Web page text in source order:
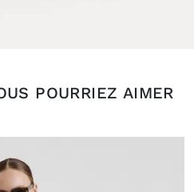
POURRIEZ AIMER